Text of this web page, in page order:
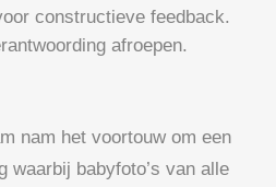
constructieve feedback.
afroepen.
nam het voortouw om een
waarbij babyfoto’s van alle